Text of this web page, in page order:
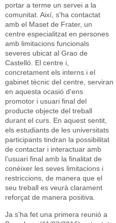
portar a terme un servei a la
comunitat. Així, s'ha contactat
amb el Maset de Frater, un
centre especialitzat en persones
amb limitacions funcionals
severes ubicat al Grao de
Castelló. El centre i,
concretament els interns i el
gabinet tècnic del centre, serviran
en aquesta ocasió d'ens
promotor i usuari final del
producte objecte del treball
durant el curs. En aquest sentit,
els estudiants de les universitats
participants tindran la possibilitat
de contactar i interactuar amb
l’usuari final amb la finalitat de
conèixer les seves limitacions i
restriccions, de manera que el
seu treball es veurà clarament
reforçat de manera positiva.
Ja s’ha fet una primera reunió a